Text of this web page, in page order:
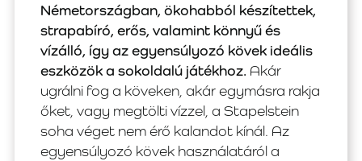
Németországban, ökohabból készítettek,
strapabíró, erős, valamint könnyű és
vízálló, így az egyensúlyozó kövek ideális
eszközök a sokoldalú játékhoz. Akár
ugrálni fog a köveken, akár egymásra rakja
őket, vagy megtölti vízzel, a Stapelstein
soha véget nem érő kalandot kínál. Az
egyensúlyozó kövek használatáról a